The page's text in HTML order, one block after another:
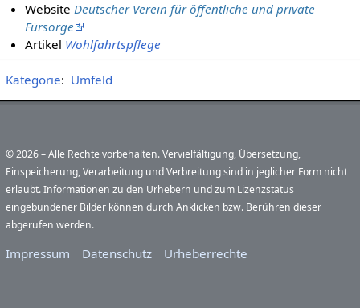
WebsiteDeutscher Verein für öffentliche und private
Fürsorge
Artikel Wohlfahrtspflege
Kategorie: Umfeld
© 2026 – Alle Rechte vorbehalten. Vervielfältigung, Übersetzung,
Einspeicherung, Verarbeitung und Verbreitung sind in jeglicher Form nicht
erlaubt. Informationen zu den Urhebern und zum Lizenzstatus
eingebundener Bilder können durch Anklicken bzw. Berühren dieser
abgerufen werden.
Impressum Datenschutz Urheberrechte